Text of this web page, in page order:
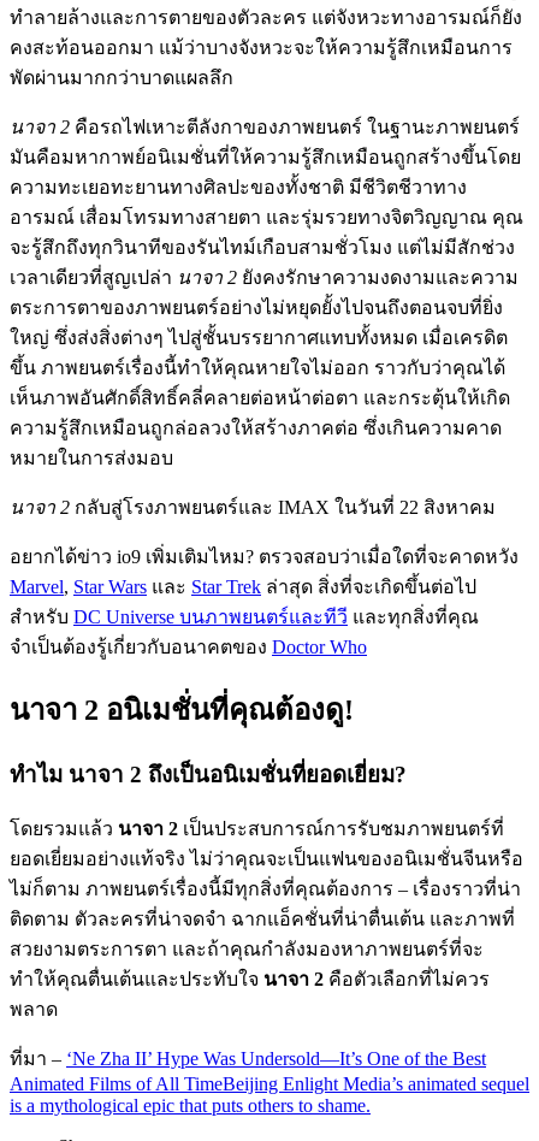
ทำลายล้างและการตายของตัวละคร แต่จังหวะทางอารมณ์ก็ยัง
คงสะท้อนออกมา แม้ว่าบางจังหวะจะให้ความรู้สึกเหมือนการ
พัดผ่านมากกว่าบาดแผลลึก
นาจา 2 คือรถไฟเหาะตีลังกาของภาพยนตร์ ในฐานะภาพยนตร์
มันคือมหากาพย์อนิเมชั่นที่ให้ความรู้สึกเหมือนถูกสร้างขึ้นโดย
ความทะเยอทะยานทางศิลปะของทั้งชาติ มีชีวิตชีวาทาง
อารมณ์ เสื่อมโทรมทางสายตา และรุ่มรวยทางจิตวิญญาณ คุณ
จะรู้สึกถึงทุกวินาทีของรันไทม์เกือบสามชั่วโมง แต่ไม่มีสักช่วง
เวลาเดียวที่สูญเปล่า นาจา 2 ยังคงรักษาความงดงามและความ
ตระการตาของภาพยนตร์อย่างไม่หยุดยั้งไปจนถึงตอนจบที่ยิ่ง
ใหญ่ ซึ่งส่งสิ่งต่างๆ ไปสู่ชั้นบรรยากาศแทบทั้งหมด เมื่อเครดิต
ขึ้น ภาพยนตร์เรื่องนี้ทำให้คุณหายใจไม่ออก ราวกับว่าคุณได้
เห็นภาพอันศักดิ์สิทธิ์คลี่คลายต่อหน้าต่อตา และกระตุ้นให้เกิด
ความรู้สึกเหมือนถูกล่อลวงให้สร้างภาคต่อ ซึ่งเกินความคาด
หมายในการส่งมอบ
นาจา 2 กลับสู่โรงภาพยนตร์และ IMAX ในวันที่ 22 สิงหาคม
อยากได้ข่าว io9 เพิ่มเติมไหม? ตรวจสอบว่าเมื่อใดที่จะคาดหวัง
Marvel, Star Wars และ Star Trek ล่าสุด สิ่งที่จะเกิดขึ้นต่อไป
สำหรับ DC Universe บนภาพยนตร์และทีวี และทุกสิ่งที่คุณ
จำเป็นต้องรู้เกี่ยวกับอนาคตของ Doctor Who
นาจา 2 อนิเมชั่นที่คุณต้องดู!
ทำไม นาจา 2 ถึงเป็นอนิเมชั่นที่ยอดเยี่ยม?
โดยรวมแล้ว นาจา 2 เป็นประสบการณ์การรับชมภาพยนตร์ที่
ยอดเยี่ยมอย่างแท้จริง ไม่ว่าคุณจะเป็นแฟนของอนิเมชั่นจีนหรือ
ไม่ก็ตาม ภาพยนตร์เรื่องนี้มีทุกสิ่งที่คุณต้องการ – เรื่องราวที่น่า
ติดตาม ตัวละครที่น่าจดจำ ฉากแอ็คชั่นที่น่าตื่นเต้น และภาพที่
สวยงามตระการตา และถ้าคุณกำลังมองหาภาพยนตร์ที่จะ
ทำให้คุณตื่นเต้นและประทับใจ นาจา 2 คือตัวเลือกที่ไม่ควร
พลาด
ที่มา – ‘Ne Zha II’ Hype Was Undersold—It’s One of the Best
Animated Films of All TimeBeijing Enlight Media’s animated sequel
is a mythological epic that puts others to shame.